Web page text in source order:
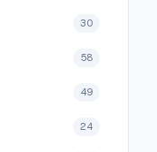
30
58
49
24